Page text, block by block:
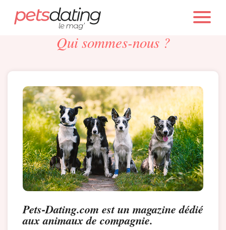
Chien
Faits Divers
Emotion
Tops
Sauvetages
PETS DATING
Qui sommes-nous ?
Pets-Dating.com est un magazine dédié
aux animaux de compagnie.